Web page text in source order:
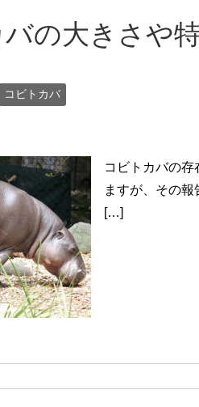
の大きさや
コビトカバ
コビトカバの存
ますが、その
[…]